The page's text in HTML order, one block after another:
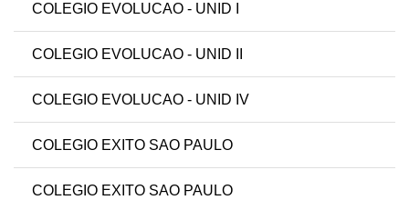
COLEGIO EVOLUCAO - UNID I
COLEGIO EVOLUCAO - UNID II
COLEGIO EVOLUCAO - UNID IV
COLEGIO EXITO SAO PAULO
COLEGIO EXITO SAO PAULO